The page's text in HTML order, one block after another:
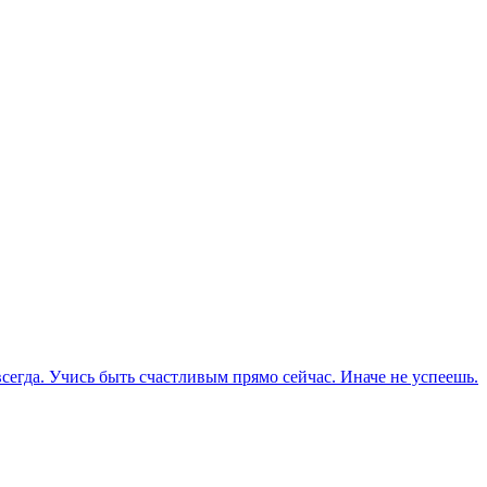
Учись быть счастливым прямо сейчас. Иначе не успеешь.